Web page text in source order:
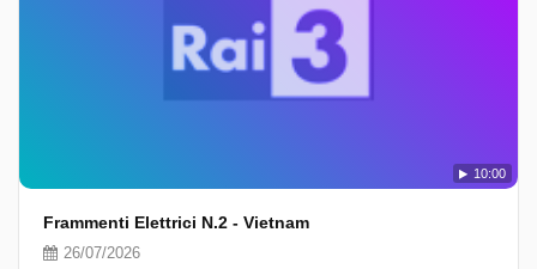
10:00
Frammenti Elettrici N.2 - Vietnam
26/07/2026